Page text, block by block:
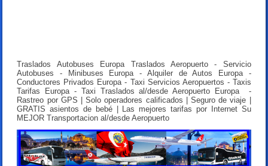
Traslados Autobuses Europa Traslados Aeropuerto - Servicio
Autobuses - Minibuses Europa - Alquiler de Autos Europa -
Conductores Privados Europa - Taxi Servicios Aeropuertos - Taxis
Tarifas Europa - Taxi Traslados al/desde Aeropuerto Europa -
Rastreo por GPS | Solo operadores calificados | Seguro de viaje |
GRATIS asientos de bebé | Las mejores tarifas por Internet Su
MEJOR Transportacion al/desde Aeropuerto